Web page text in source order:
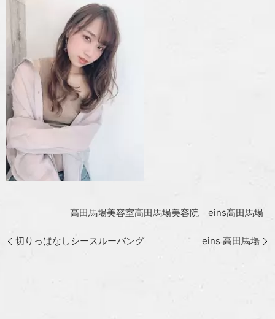
高田馬場美容室高田馬場美容院 eins高田馬場
切りっぱなしシースルーバング eins 高田馬場